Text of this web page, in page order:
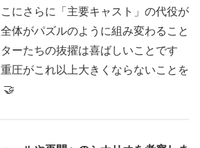
にさらに「主要キャスト」の代役が
体がパズルのように組み変わること
ーたちの抜擢は喜ばしいことです
圧がこれ以上大きくならないことを
🤝